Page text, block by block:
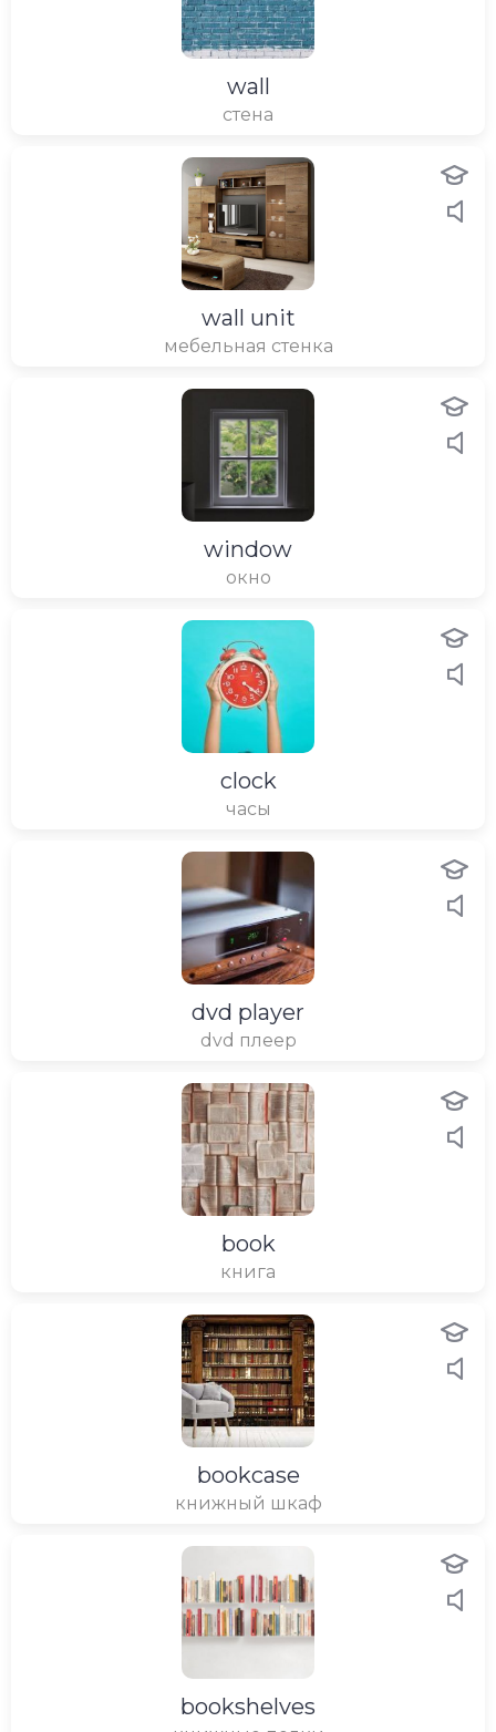
wall
стена
wall unit
мебельная стенка
window
окно
clock
часы
dvd player
dvd плеер
book
книга
bookcase
книжный шкаф
bookshelves